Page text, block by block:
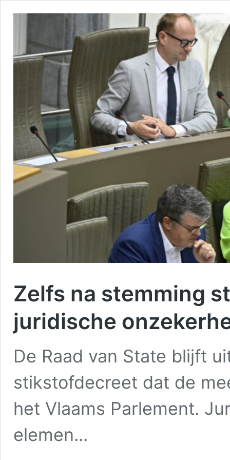
Zelfs na stemming
juridische
De Raad van State blijft
stikstofdecreet dat de
het Vlaams Parlement.
elemen...